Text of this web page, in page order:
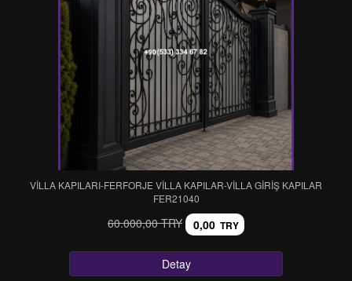
VİLLA KAPILARI-FERFORJE VİLLA KAPILAR-VİLLA GİRİŞ KAPILAR
FER21040
60.000,00 TRY 0,00 TRY
Detay